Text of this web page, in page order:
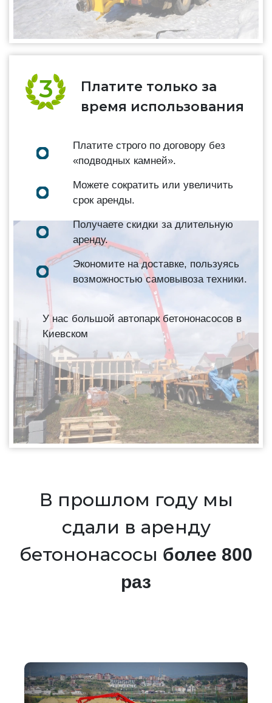
Платите только за
время использования
Платите строго по договору без
«подводных камней».
Можете сократить или увеличить
срок аренды.
Получаете скидки за длительную
аренду.
Экономите на доставке, пользуясь
возможностью самовывоза техники.
У нас большой автопарк бетононасосов в
Киевском
В прошлом году мы
сдали в аренду
бетононасосы более 800
раз